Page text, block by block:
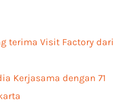
terima Visit Factory dari
Kerjasama dengan 71